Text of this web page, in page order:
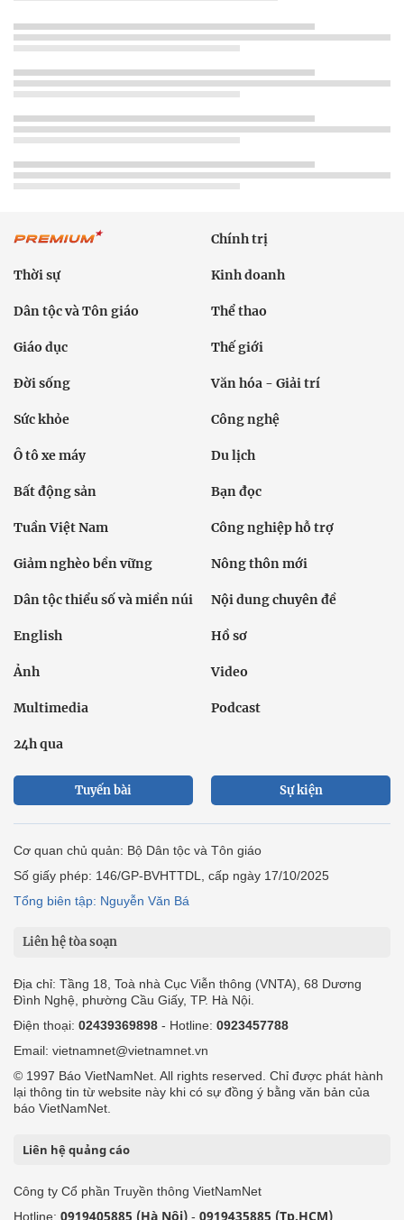
Chính trị
Thời sự Kinh doanh
Dân tộc và Tôn giáo Thể thao
Giáo dục Thế giới
Đời sống Văn hóa - Giải trí
Sức khỏe Công nghệ
Ô tô xe máy Du lịch
Bất động sản Bạn đọc
Tuần Việt Nam Công nghiệp hỗ trợ
Giảm nghèo bền vững Nông thôn mới
Dân tộc thiểu số và miền núi Nội dung chuyên đề
English Hồ sơ
Ảnh Video
Multimedia Podcast
24h qua
Tuyến bài Sự kiện
Cơ quan chủ quản: Bộ Dân tộc và Tôn giáo
Số giấy phép: 146/GP-BVHTTDL, cấp ngày 17/10/2025
Tổng biên tập: Nguyễn Văn Bá
Liên hệ tòa soạn
Địa chỉ: Tầng 18, Toà nhà Cục Viễn thông (VNTA), 68 Dương
Đình Nghệ, phường Cầu Giấy, TP. Hà Nội.
Điện thoại: 02439369898 - Hotline: 0923457788
Email: vietnamnet@vietnamnet.vn
© 1997 Báo VietNamNet. All rights reserved. Chỉ được phát hành
lại thông tin từ website này khi có sự đồng ý bằng văn bản của
báo VietNamNet.
Liên hệ quảng cáo
Công ty Cổ phần Truyền thông VietNamNet
Hotline: 0919405885 (Hà Nội) - 0919435885 (Tp.HCM)